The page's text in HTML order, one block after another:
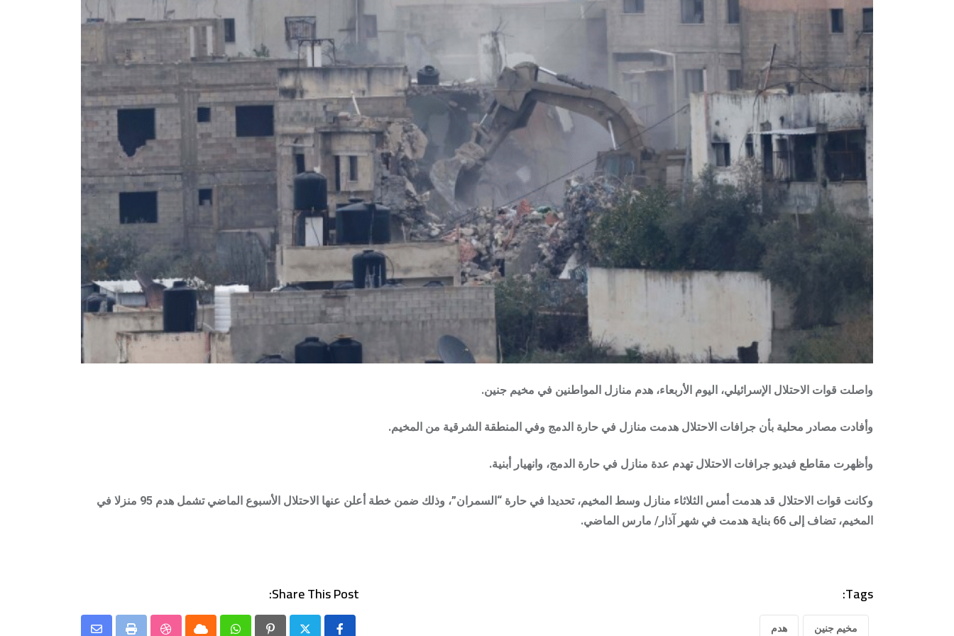
واصلت قوات الاحتلال الإسرائيلي، اليوم الأربعاء، هدم منازل المواطنين في مخيم جنين.
وأفادت مصادر محلية بأن جرافات الاحتلال هدمت منازل في حارة الدمج وفي المنطقة الشرقية من المخيم.
وأظهرت مقاطع فيديو جرافات الاحتلال تهدم عدة منازل في حارة الدمج، وانهيار أبنية.
وكانت قوات الاحتلال قد هدمت أمس الثلاثاء منازل وسط المخيم، تحديدا في حارة “السمران”، وذلك ضمن خطة أعلن عنها الاحتلال الأسبوع الماضي تشمل هدم 95 منزلا في
المخيم، تضاف إلى 66 بناية هدمت في شهر آذار/ مارس الماضي.
Tags:
مخيم جنين هدم
Share This Post: